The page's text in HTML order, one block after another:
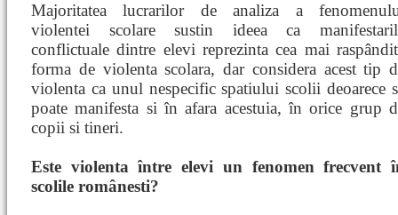
Majoritatea lucrarilor de analiza a
violentei scolare sustin ideea ca
conflictuale dintre elevi reprezinta cea mai
forma de violenta scolara, dar considera acest tip
violenta ca unul nespecific spatiului scolii deoarece
poate manifesta si în afara acestuia, în orice grup
copii si tineri.
Este violenta între elevi un fenomen frecvent
scolile românesti?